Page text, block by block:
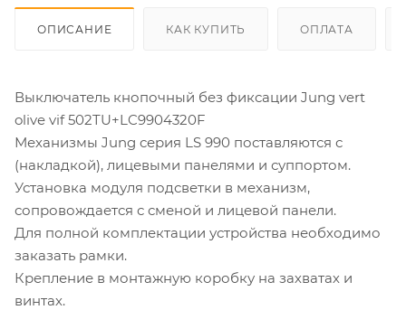
ОПИСАНИЕ КАК КУПИТЬ ОПЛАТА
Выключатель кнопочный без фиксации Jung vert
olive vif 502TU+LC9904320F
Механизмы Jung серия LS 990 поставляются с
(накладкой), лицевыми панелями и суппортом.
Установка модуля подсветки в механизм,
сопровождается с сменой и лицевой панели.
Для полной комплектации устройства необходимо
заказать рамки.
Крепление в монтажную коробку на захватах и
винтах.